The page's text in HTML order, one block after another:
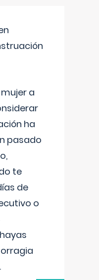
a
ha
pasado
te
de
o